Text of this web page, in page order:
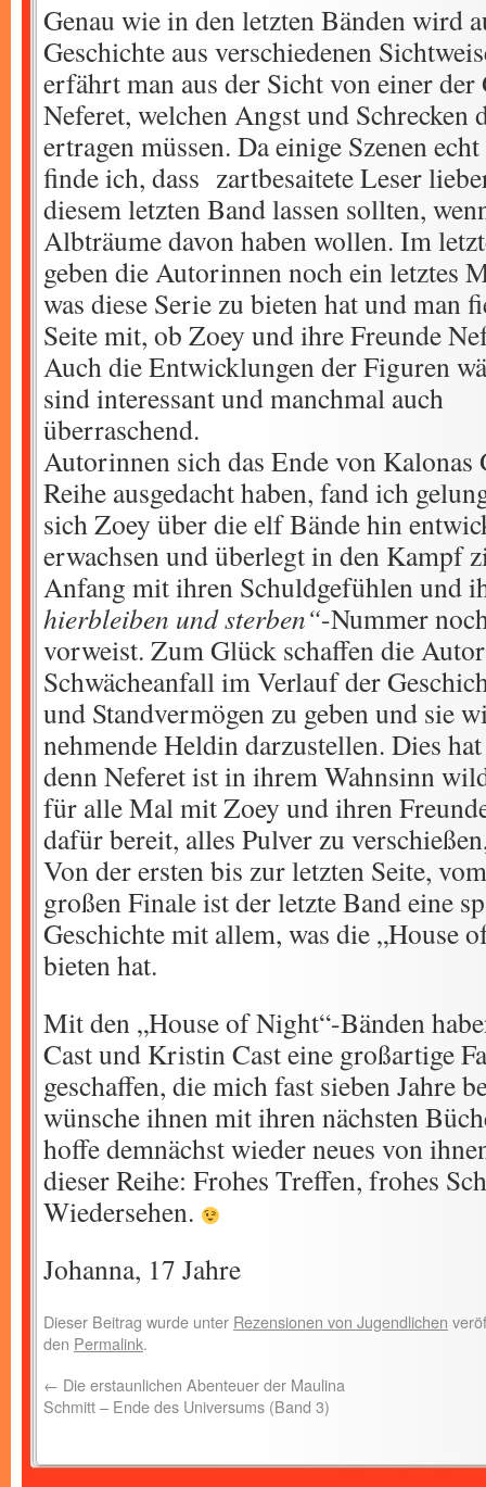
Genau wie in den letzten Bänden wird
Geschichte aus verschiedenen
erfährt man aus der Sicht von einer der
Neferet, welchen Angst und Schrecken
ertragen müssen. Da einige Szenen
finde ich, dass zartbesaitete Leser
diesem letzten Band lassen sollten,
Albträume davon haben wollen. Im
geben die Autorinnen noch ein letztes
was diese Serie zu bieten hat und man
Seite mit, ob Zoey und ihre Freunde
Auch die Entwicklungen der Figuren
sind interessant und manchmal auch
überraschend. Vor
Autorinnen sich das Ende von Kalonas
Reihe ausgedacht haben, fand ich
sich Zoey über die elf Bände hin
erwachsen und überlegt in den Kampf
Anfang mit ihren Schuldgefühlen und
hierbleiben und sterben“-Nummer
vorweist. Zum Glück schaffen die
Schwächeanfall im Verlauf der
und Standvermögen zu geben und sie
nehmende Heldin darzustellen. Dies
denn Neferet ist in ihrem Wahnsinn
für alle Mal mit Zoey und ihren
dafür bereit, alles Pulver zu
Von der ersten bis zur letzten Seite,
großen Finale ist der letzte Band eine
Geschichte mit allem, was die „House
bieten hat.
Mit den „House of Night“-Bänden
Cast und Kristin Cast eine großartige
geschaffen, die mich fast sieben Jahre
wünsche ihnen mit ihren nächsten
hoffe demnächst wieder neues von
dieser Reihe: Frohes Treffen, frohes
Wiedersehen.
Johanna, 17 Jahre
Dieser Beitrag wurde unter Rezensionen von Jugendlichen
den Permalink.
← Die erstaunlichen Abenteuer der Maulina
Schmitt – Ende des Universums (Band 3)